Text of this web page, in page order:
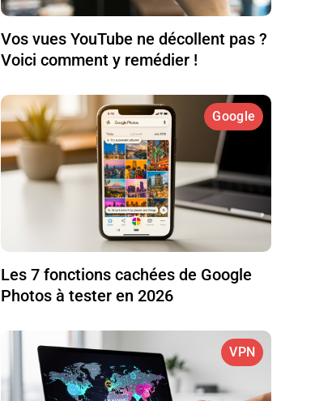
Vos vues YouTube ne décollent pas ?
Voici comment y remédier !
Google
Les 7 fonctions cachées de Google
Photos à tester en 2026
VPN